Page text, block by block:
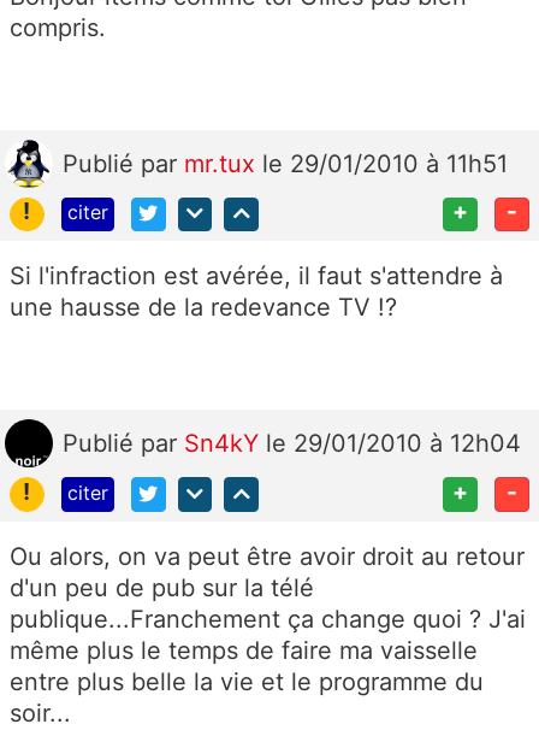
compris.
Publié par mr.tux le 29/01/2010 à 11h51
!
citer + -
Si l'infraction est avérée, il faut s'attendre à
une hausse de la redevance TV !?
Publié par Sn4kY le 29/01/2010 à 12h04
!
citer + -
Ou alors, on va peut être avoir droit au retour
d'un peu de pub sur la télé
publique...Franchement ça change quoi ? J'ai
même plus le temps de faire ma vaisselle
entre plus belle la vie et le programme du
soir...